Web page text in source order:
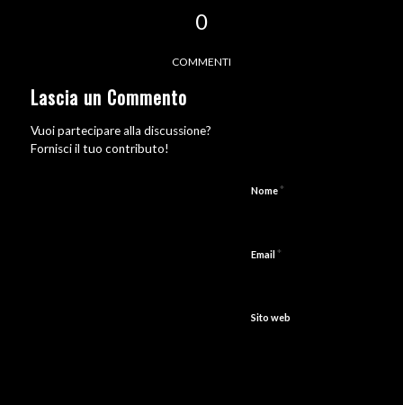
0
COMMENTI
Lascia un Commento
Vuoi partecipare alla discussione?
Fornisci il tuo contributo!
Nome*
Email *
Sito web